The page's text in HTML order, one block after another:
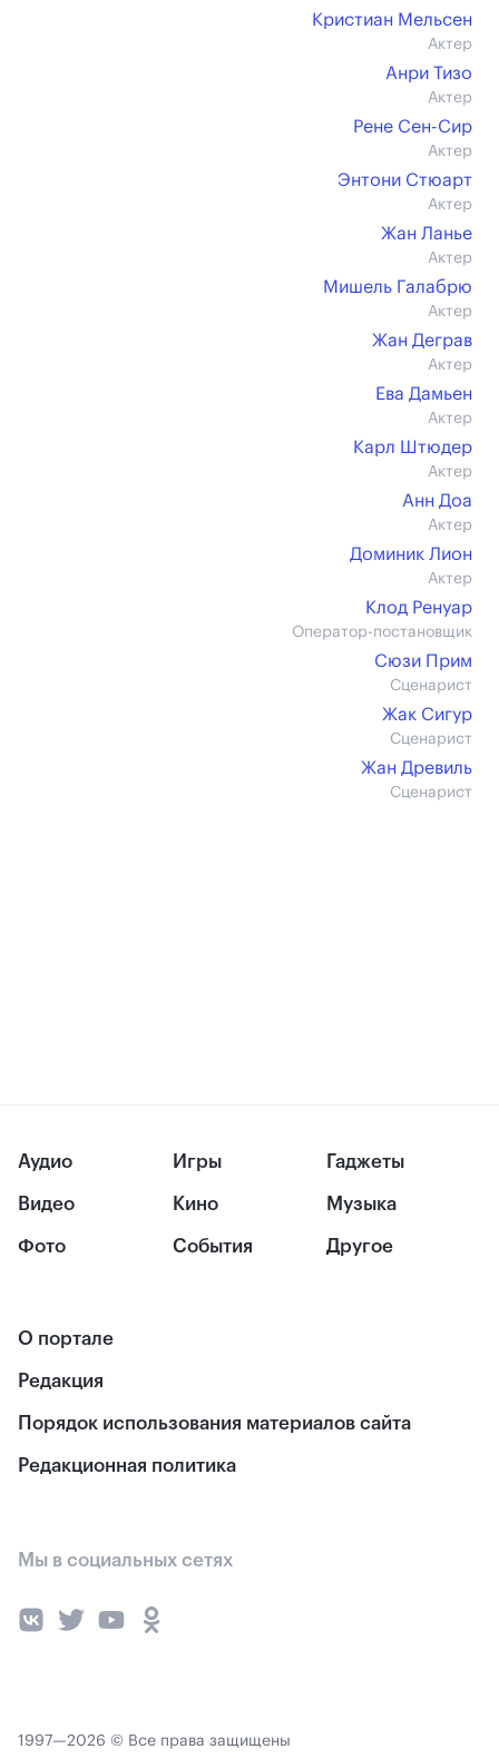
Кристиан Мельсен
Актер
Анри Тизо
Актер
Рене Сен-Сир
Актер
Энтони Стюарт
Актер
Жан Ланье
Актер
Мишель Галабрю
Актер
Жан Деграв
Актер
Ева Дамьен
Актер
Карл Штюдер
Актер
Анн Доа
Актер
Доминик Лион
Актер
Клод Ренуар
Оператор-постановщик
Сюзи Прим
Сценарист
Жак Сигур
Сценарист
Жан Древиль
Сценарист
Аудио
Видео
Фото
Игры
Кино
События
Гаджеты
Музыка
Другое
О портале
Редакция
Порядок использования материалов сайта
Редакционная политика
Мы в социальных сетях
1997—2026 © Все права защищены